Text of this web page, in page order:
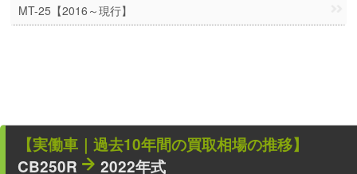
MT-25【2016～現行】
【実働車 ｜過去10年間の買取相場の推移】
CB250R
2022年式